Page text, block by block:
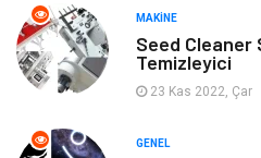
Gençlik & Eğlence
Mobilya
Evlilik Rehberi
MAKINE
Seed Cleaner
Temizleyici
23 Kas 2022, Çar
GENEL